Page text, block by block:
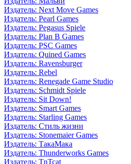
Издатель: Next Move Games
Издатель: Pearl Games
Издатель: Pegasus Spiele
Издатель: Plan B Games
Издатель: PSC Games
Издатель: Quined Games
Издатель: Ravensburger
Издатель: Rebel
Издатель: Renegade Game Studio
Издатель: Schmidt Spiele
Издатель: Sit Down!
Издатель: Smart Games
Издатель: Starling Games
Издатель: Стиль жизни
Издатель: Stonemaier Games
Издатель: ТакаМака
Издатель: Thunderworks Games
Издатель: TnTcat